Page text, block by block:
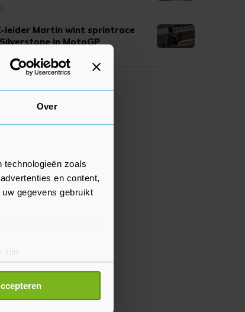
Over
technologieën zoals
en content,
gegevens gebruikt
zijn
leider Martín wint sprintrace
in MotoGP